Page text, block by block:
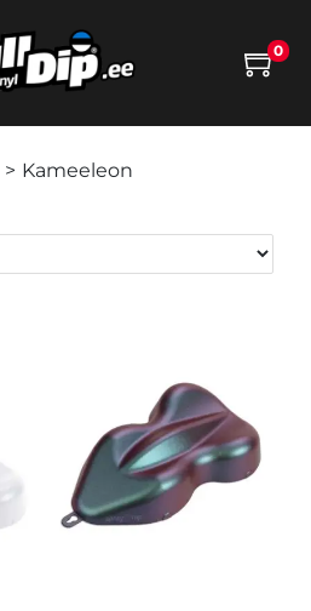
0
> Kameeleon